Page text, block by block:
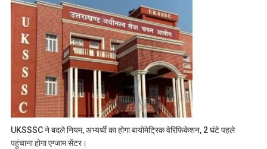
UKSSSC ने बदले नियम, अभ्यर्थी का होगा बायोमेट्रिक वेरिफिकेशन, 2 घंटे पहले
पहुंचाना होगा एग्जाम सेंटर।